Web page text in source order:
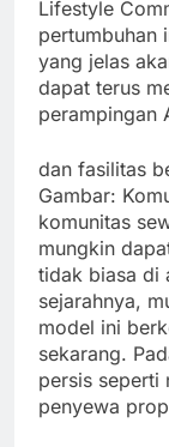
Lifestyle
pertumbuhan
yang jelas
dapat terus
perampingan
dan fasilitas
Gambar:
komunitas
mungkin
tidak biasa di
sejarahnya,
model ini
sekarang.
persis seperti
penyewa